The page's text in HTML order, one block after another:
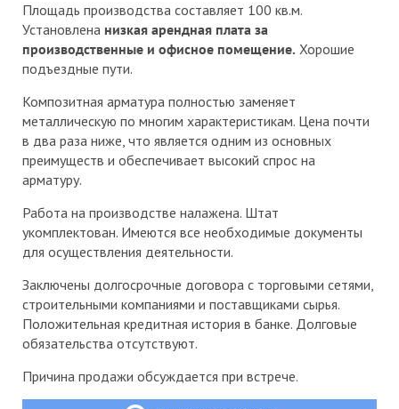
Площадь производства составляет 100 кв.м.
Установлена низкая арендная плата за
производственные и офисное помещение. Хорошие
подъездные пути.
Композитная арматура полностью заменяет
металлическую по многим характеристикам. Цена почти
в два раза ниже, что является одним из основных
преимуществ и обеспечивает высокий спрос на
арматуру.
Работа на производстве налажена. Штат
укомплектован. Имеются все необходимые документы
для осуществления деятельности.
Заключены долгосрочные договора с торговыми сетями,
строительными компаниями и поставщиками сырья.
Положительная кредитная история в банке. Долговые
обязательства отсутствуют.
Причина продажи обсуждается при встрече.